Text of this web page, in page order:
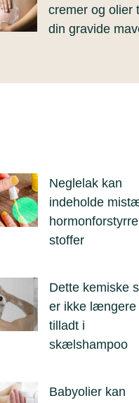
cremer og olier
din gravide
Neglelak kan
indeholde
stoffer
Dette kemiske
er ikke længere
tilladt i
skælshampoo
Babyolier kan